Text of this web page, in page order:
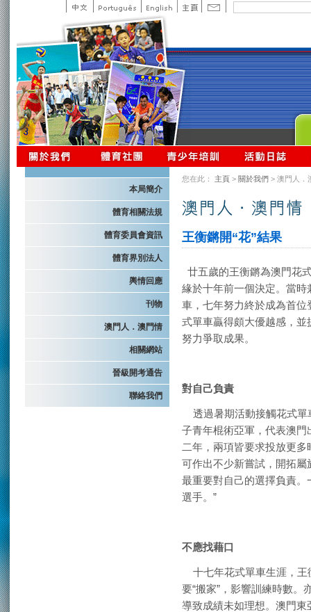
本局簡介
體育相關法規
體育委員會資訊
體育界別法人
輿情回應
刊物
澳門人．澳門情
相關網站
晉級開考通告
聯絡我們
您在此： 主頁 > 關於我們 > 澳門人．
王衡鏘開“花”結果
廿五歲的王衡鏘為澳門花
緣於十年前一個決定。當
車，七年努力終於成為首
式單車贏得頗大優越感，
努力爭取成果。
對自己負責
透過暑期活動接觸花式單
子青年棍術亞軍，代表澳
二年，兩項皆要求投放更
可作出不少新嘗試，開拓
最重要對自己的選擇負責
選手。”
不應找藉口
十七年花式單車生涯，王
要“搬家”，影響訓練時數。
導致成績未如理想。澳門